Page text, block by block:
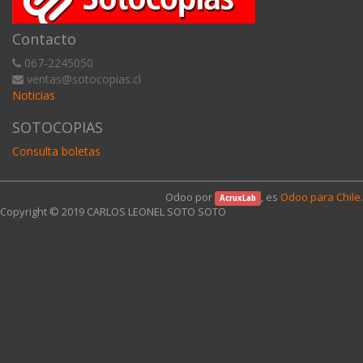
Contacto
067-2245050
ventas@sotocopias.cl
Noticias
SOTOCOPIAS
Consulta boletas
Odoo por AcruxLab , es Odoo para Chile.
Copyright © 2019 CARLOS LEONEL SOTO SOTO